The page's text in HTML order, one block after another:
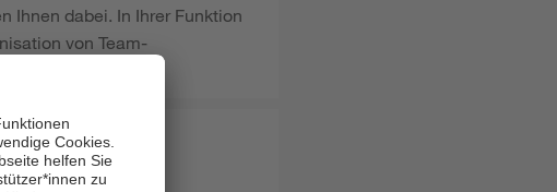
Ihnen dabei. In Ihrer Funktion
von Team-